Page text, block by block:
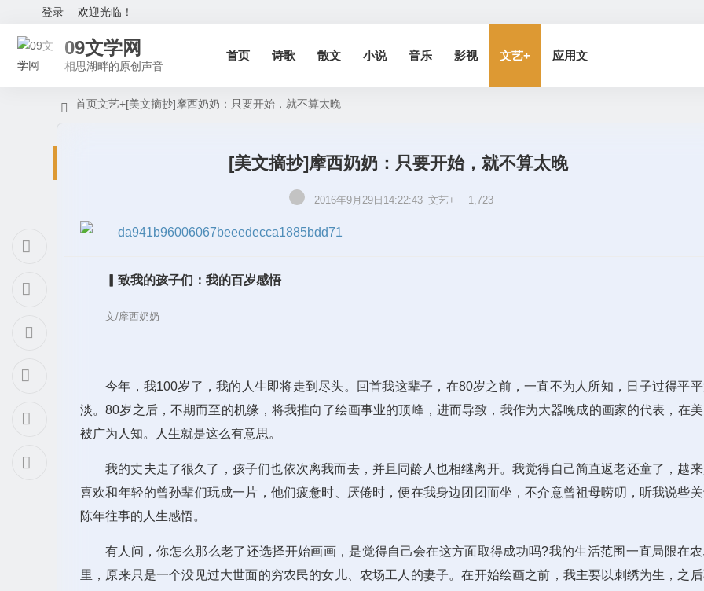
欢迎光临！
登录
09文学网
相思湖畔的原创声音
首页 诗歌 散文 小说 音乐 影视 文艺+ 应用文
首页文艺+[美文摘抄]摩西奶奶：只要开始，就不算太晚
[美文摘抄]摩西奶奶：只要开始，就不算太晚
2016年9月29日14:22:43 文艺+ 1,723
▎致我的孩子们：我的百岁感悟
文/摩西奶奶
今年，我100岁了，我的人生即将走到尽头。回首我这辈子，在80岁之前，一直不为人所知，日子过得平
淡。80岁之后，不期而至的机缘，将我推向了绘画事业的顶峰，进而导致，我作为大器晚成的画家的代表，在美
被广为人知。人生就是这么有意思。
我的丈夫走了很久了，孩子们也依次离我而去，并且同龄人也相继离开。我觉得自己简直返老还童了，越
喜欢和年轻的曾孙辈们玩成一片，他们疲惫时、厌倦时，便在我身边团团而坐，不介意曾祖母唠叨，听我说些
陈年往事的人生感悟。
有人问，你怎么那么老了还选择开始画画，是觉得自己会在这方面取得成功吗?我的生活范围一直局限在
里，原来只是一个没见过大世面的穷农民的女儿、农场工人的妻子。在开始绘画之前，我主要以刺绣为生，之